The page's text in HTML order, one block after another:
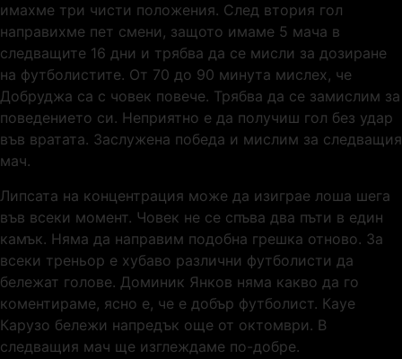
имахме три чисти положения. След втория гол
направихме пет смени, защото имаме 5 мача в
следващите 16 дни и трябва да се мисли за дозиране
на футболистите. От 70 до 90 минута мислех, че
Добруджа са с човек повече. Трябва да се замислим за
поведението си. Неприятно е да получиш гол без удар
във вратата. Заслужена победа и мислим за следващия
мач.
Липсата на концентрация може да изиграе лоша шега
във всеки момент. Човек не се спъва два пъти в един
камък. Няма да направим подобна грешка отново. За
всеки треньор е хубаво различни футболисти да
бележат голове. Доминик Янков няма какво да го
коментираме, ясно е, че е добър футболист. Кауе
Карузо бележи напредък още от октомври. В
следващия мач ще изглеждаме по-добре.